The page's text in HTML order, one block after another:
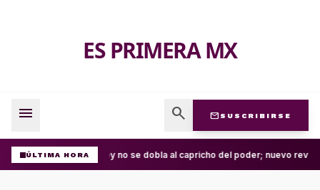
ES PRIMERA MX
menu search mail SUSCRIBIRSE
ÚLTIMA HORALa ley no se dobla al capricho del poder; nuevo revés